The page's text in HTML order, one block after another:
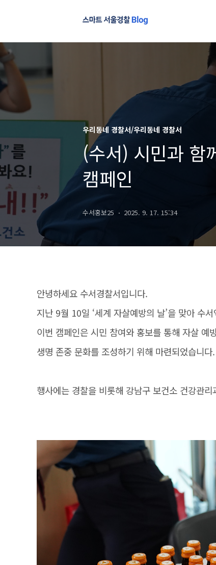
우리동네 경찰서/우리동네 경찰서
(수서) 시민과 함
캠페인
수서홍보25 2025. 9. 17. 15:34
안녕하세요 수서경찰서입니다.
지난 9월 10일 ‘세계 자살예방의 날’을 맞아 수
이번 캠페인은 시민 참여와 홍보를 통해 자살 예
생명 존중 문화를 조성하기 위해 마련되었습니다.
행사에는 경찰을 비롯해 강남구 보건소 건강관